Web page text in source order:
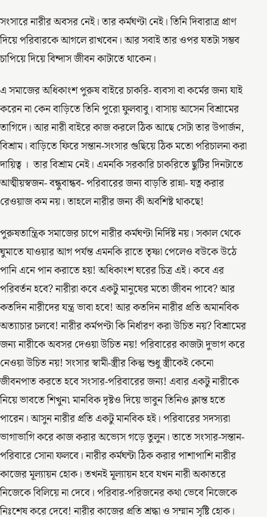
সংসারে নারীর অবসর নেই। তার কর্মঘণ্টা নেই। তিনি দিবারাত্র প্রাণ
দিয়ে পরিবারকে আগলে রাখবেন। আর সবাই তার ওপর যতটা সম্ভব
চাপিয়ে দিয়ে বিন্দাস জীবন কাটাতে থাকেন।
এ সমাজের অধিকাংশ পুরুষ বাইরে চাকরি- ব্যবসা বা কর্মের জন্য যাই
করেন না কেন বাড়িতে তিনি পুরো ফুলবাবু। বাসায় আসেন বিশ্রামের
তাগিদে। আর নারী বাইরে কাজ করলে ঠিক আছে সেটা তার উপার্জন,
বিশ্রাম। বাড়িতে ফিরে সন্তান-সংসার গুছিয়ে ঠিক মতো পরিচালনা করা
দায়িত্ব । তার বিশ্রাম নেই। এমনকি সরকারি চাকরিতে ছুটির দিনটাতে
আত্মীয়স্বজন- বন্ধুবান্ধব- পরিবারের জন্য বাড়তি রান্না- যত্ন করার
রেওয়াজ কম নয়। তাহলে নারীর জন্য কী অবশিষ্ট থাকছে!
পুরুষতান্ত্রিক সমাজের চাপে নারীর কর্মঘণ্টা নির্দিষ্ট নয়। সকাল থেকে
ঘুমাতে যাওয়ার আগ পর্যন্ত এমনকি রাতে তৃষ্ণা পেলেও বউকে উঠে
পানি এনে পান করাতে হয়! অধিকাংশ ঘরের চিত্র এই। কবে এর
পরিবর্তন হবে? নারীরা কবে একটু মানুষের মতো জীবন পাবে? আর
কতদিন নারীদের যন্ত্র ভাবা হবে! আর কতদিন নারীর প্রতি অমানবিক
অত্যাচার চলবে! নারীর কর্মপণ্টা কি নির্ধারণ করা উচিত নয়? বিশ্রামের
জন্য নারীকে অবসর দেওয়া উচিত নয়! পরিবারের কাজটা দুভাগ করে
নেওয়া উচিত নয়! সংসার স্বামী-স্ত্রীর কিন্তু শুধু স্ত্রীকেই কেনো
জীবনপাত করতে হবে সংসার-পরিবারের জন্য! এবার একটু নারীকে
নিয়ে ভাবতে শিখুন৷ মানবিক দৃষ্টও দিয়ে ভাবুন তিনিও ক্লান্ত হতে
পারেন। আসুন নারীর প্রতি একটু মানবিক হই। পরিবারের সদস্যরা
ভাগাভাগি করে কাজ করার অভ্যেস গড়ে তুলুন। তাতে সংসার-সন্তান-
পরিবারে সোনা ফলবে। নারীর কর্মঘন্টা ঠিক করার পাশাপাশি নারীর
কাজের মূল্যায়ন হোক। তখনই মূল্যায়ন হবে যখন নারী অকাতরে
নিজেকে বিলিয়ে না দেবে। পরিবার-পরিজনের কথা ভেবে নিজেকে
নিঃশেষ করে দেবে! নারীর কাজের প্রতি শ্রদ্ধা ও সম্মান সৃষ্টি হোক।